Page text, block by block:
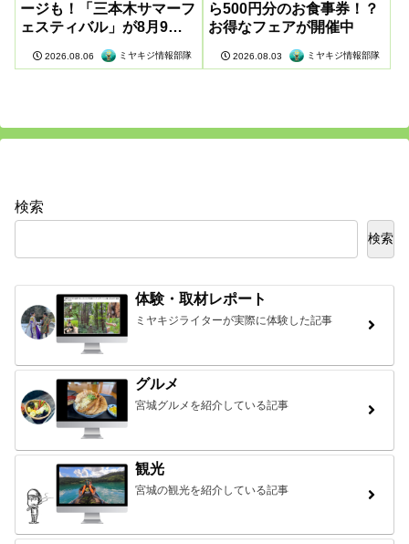
ージも！「三本木サマーフ
ェスティバル」が8月9日
2026.08.06 ミヤキジ情報部隊
ら500円分のお食事券！？
お得なフェアが開催中
2026.08.03 ミヤキジ情報部隊
検索
検索
体験・取材レポート
ミヤキジライターが実際に体験した記事
グルメ
宮城グルメを紹介している記事
観光
宮城の観光を紹介している記事